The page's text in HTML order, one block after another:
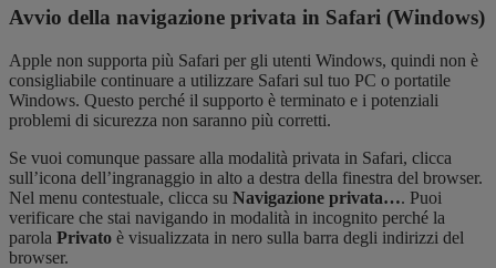
Avvio della navigazione privata in Safari (Windows)
Apple non supporta più Safari per gli utenti Windows, quindi non è
consigliabile continuare a utilizzare Safari sul tuo PC o portatile
Windows. Questo perché il supporto è terminato e i potenziali
problemi di sicurezza non saranno più corretti.
Se vuoi comunque passare alla modalità privata in Safari, clicca
sull’icona dell’ingranaggio in alto a destra della finestra del browser.
Nel menu contestuale, clicca su Navigazione privata…. Puoi
verificare che stai navigando in modalità in incognito perché la
parola Privato è visualizzata in nero sulla barra degli indirizzi del
browser.